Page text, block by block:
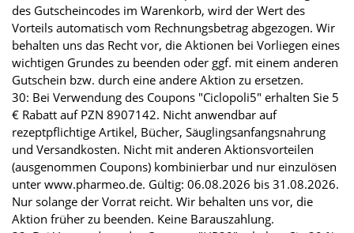
des Gutscheincodes im Warenkorb, wird der Wert des
Vorteils automatisch vom Rechnungsbetrag abgezogen. Wir
behalten uns das Recht vor, die Aktionen bei Vorliegen eines
wichtigen Grundes zu beenden oder ggf. mit einem anderen
Gutschein bzw. durch eine andere Aktion zu ersetzen.
30: Bei Verwendung des Coupons "Ciclopoli5" erhalten Sie 5
€ Rabatt auf PZN 8907142. Nicht anwendbar auf
rezeptpflichtige Artikel, Bücher, Säuglingsanfangsnahrung
und Versandkosten. Nicht mit anderen Aktionsvorteilen
(ausgenommen Coupons) kombinierbar und nur einzulösen
unter www.pharmeo.de. Gültig: 06.08.2026 bis 31.08.2026.
Nur solange der Vorrat reicht. Wir behalten uns vor, die
Aktion früher zu beenden. Keine Barauszahlung.